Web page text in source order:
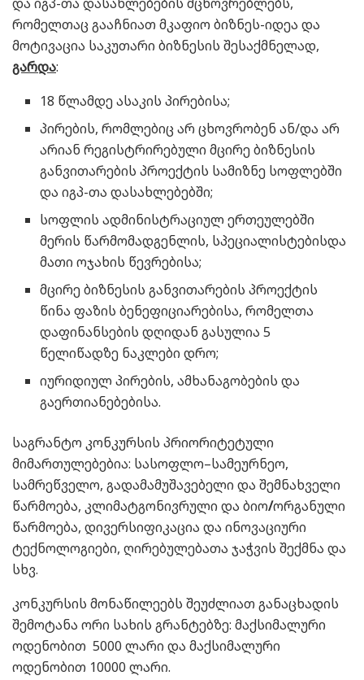
რომელთაც გააჩნიათ მკაფიო ბიზნეს-იდეა და
მოტივაცია საკუთარი ბიზნესის შესაქმნელად,
გარდა:
18 წლამდე ასაკის პირებისა;
პირების, რომლებიც არ ცხოვრობენ ან/და არ
არიან რეგისტრირებული მცირე ბიზნესის
განვითარების პროექტის სამიზნე სოფლებში
და იგპ-თა დასახლებებში;
სოფლის ადმინისტრაციულ ერთეულებში
მერის წარმომადგენლის, სპეციალისტებისდა
მათი ოჯახის წევრებისა;
მცირე ბიზნესის განვითარების პროექტის
წინა ფაზის ბენეფიციარებისა, რომელთა
დაფინანსების დღიდან გასულია 5
წელიწადზე ნაკლები დრო;
იურიდიულ პირების, ამხანაგობების და
გაერთიანებებისა.
საგრანტო კონკურსის პრიორიტეტული
მიმართულებებია: სასოფლო–სამეურნეო,
სამრეწველო, გადამამუშავებელი და შემნახველი
წარმოება, კლიმატგონივრული და ბიო/ორგანული
წარმოება, დივერსიფიკაცია და ინოვაციური
ტექნოლოგიები, ღირებულებათა ჯაჭვის შექმნა და
სხვ.
კონკურსის მონაწილეებს შეუძლიათ განაცხადის
შემოტანა ორი სახის გრანტებზე: მაქსიმალური
ოდენობით 5000 ლარი და მაქსიმალური
ოდენობით 10000 ლარი.